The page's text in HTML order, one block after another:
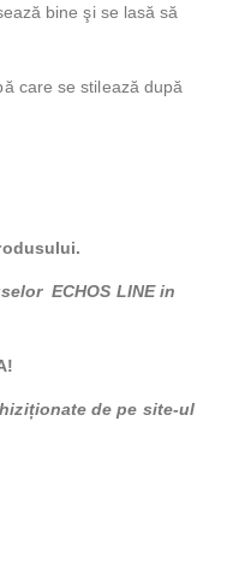
bine şi se lasă să
care se stilează după
ECHOS LINE in
de pe site-ul